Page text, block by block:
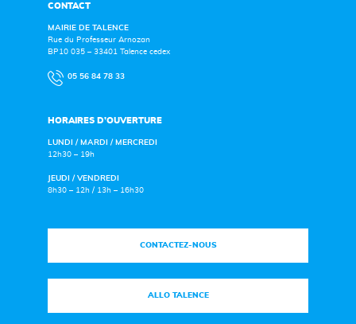
CONTACT
MAIRIE DE TALENCE
Rue du Professeur Arnozan
BP10 035 – 33401 Talence cedex
05 56 84 78 33
HORAIRES D’OUVERTURE
LUNDI / MARDI / MERCREDI
12h30 – 19h
JEUDI / VENDREDI
8h30 – 12h / 13h – 16h30
CONTACTEZ-NOUS
ALLO TALENCE